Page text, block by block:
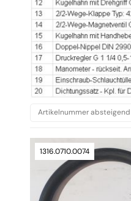
1316.0710.0074